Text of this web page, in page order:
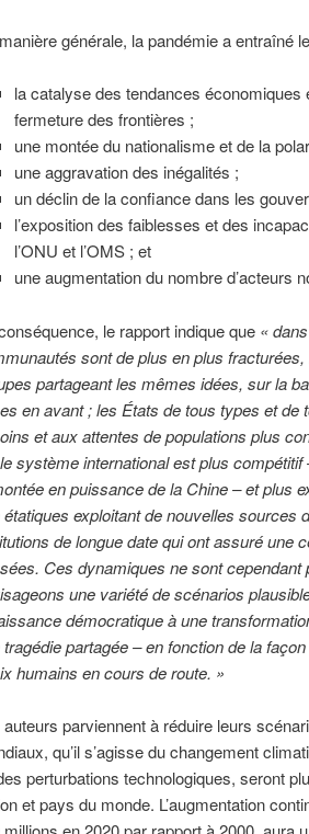
générale, la pandémie a entraîné
la catalyse des tendances
fermeture des frontières ;
une montée du nationalisme et de la
une aggravation des inégalités ;
un déclin de la confiance dans les
l’exposition des faiblesses et des
l’ONU et l’OMS ; et
une augmentation du nombre d’acteurs
le rapport indique que «
sont de plus en plus
partageant les mêmes idées, sur la
en avant ; les États de tous types et de
et aux attentes de populations plus
système international est plus
en puissance de la Chine – et plus
étatiques exploitant de nouvelles sources
de longue date qui ont assuré une
Ces dynamiques ne sont cependant
une variété de scénarios
démocratique à une
tragédie partagée – en fonction de la
humains en cours de route. »
auteurs parviennent à réduire leurs
qu’il s’agisse du changement
perturbations technologiques, seront
et pays du monde. L’augmentation